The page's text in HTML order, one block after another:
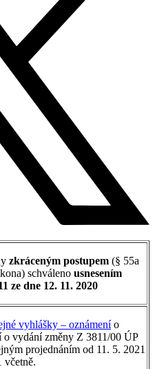
zkráceným postupem (§ 55a
schváleno usnesením
ze dne 12. 11. 2020
vyhlášky – oznámenío
o vydání změny Z 3811/00 ÚP
projednáním od 11. 5. 2021
včetně.